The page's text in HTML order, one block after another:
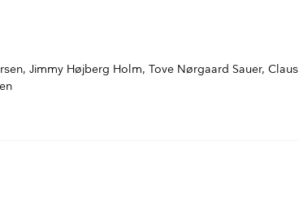
Jimmy Højberg Holm, Tove Nørgaard Sauer, Claus